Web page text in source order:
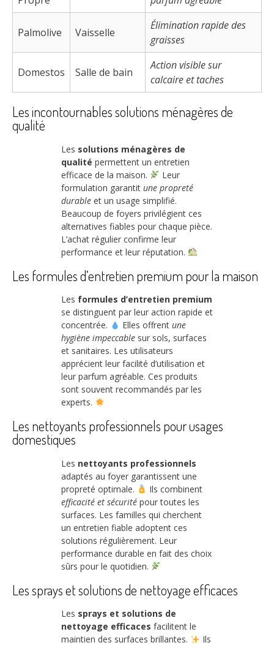
Palmolive Vaisselle
Élimination rapide des
graisses
Domestos Salle de bain
Action visible sur
calcaire et taches
Les incontournables solutions ménagères de
qualité
Les solutions ménagères de
qualité permettent un entretien
efficace de la maison.
Leur
formulation garantit une propreté
durable et un usage simplifié.
Beaucoup de foyers privilégient ces
alternatives fiables pour chaque pièce.
L’achat régulier confirme leur
performance et leur réputation.
Les formules d’entretien premium pour la maison
Les formules d’entretien premium
se distinguent par leur action rapide et
concentrée.
Elles offrent une
hygiène impeccable sur sols, surfaces
et sanitaires. Les utilisateurs
apprécient leur facilité d’utilisation et
leur parfum agréable. Ces produits
sont souvent recommandés par les
experts.
Les nettoyants professionnels pour usages
domestiques
Les nettoyants professionnels
adaptés au foyer garantissent une
propreté optimale.
Ils combinent
efficacité et sécurité pour toutes les
surfaces. Les familles qui cherchent
un entretien fiable adoptent ces
solutions régulièrement. Leur
performance durable en fait des choix
sûrs pour le quotidien.
Les sprays et solutions de nettoyage efficaces
Les sprays et solutions de
nettoyage efficaces facilitent le
maintien des surfaces brillantes.
Ils